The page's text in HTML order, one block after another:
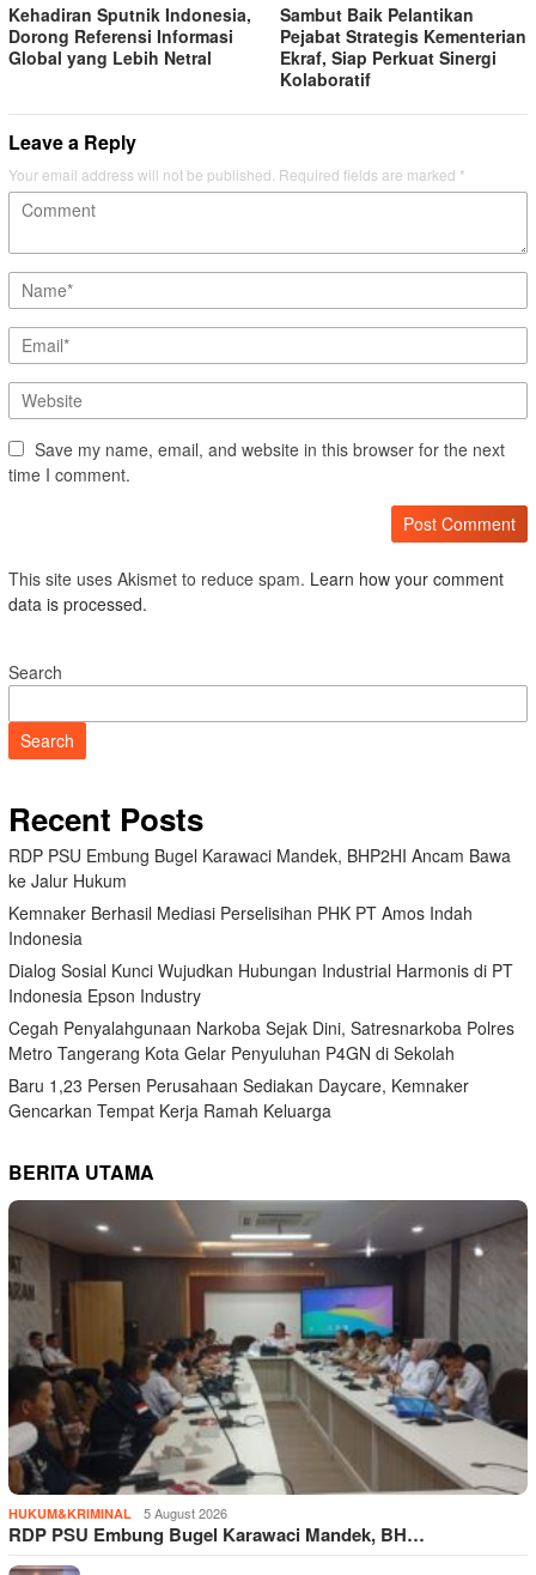
Kehadiran Sputnik Indonesia,
Dorong Referensi Informasi
Global yang Lebih Netral
Sambut Baik Pelantikan
Pejabat Strategis Kementerian
Ekraf, Siap Perkuat Sinergi
Kolaboratif
Leave a Reply
Your email address will not be published. Required fields are marked *
Save my name, email, and website in this browser for the next
time I comment.
This site uses Akismet to reduce spam. Learn how your comment
data is processed.
Search
Search
Recent Posts
RDP PSU Embung Bugel Karawaci Mandek, BHP2HI Ancam Bawa
ke Jalur Hukum
Kemnaker Berhasil Mediasi Perselisihan PHK PT Amos Indah
Indonesia
Dialog Sosial Kunci Wujudkan Hubungan Industrial Harmonis di PT
Indonesia Epson Industry
Cegah Penyalahgunaan Narkoba Sejak Dini, Satresnarkoba Polres
Metro Tangerang Kota Gelar Penyuluhan P4GN di Sekolah
Baru 1,23 Persen Perusahaan Sediakan Daycare, Kemnaker
Gencarkan Tempat Kerja Ramah Keluarga
BERITA UTAMA
HUKUM&KRIMINAL 5 August 2026
RDP PSU Embung Bugel Karawaci Mandek, BH…